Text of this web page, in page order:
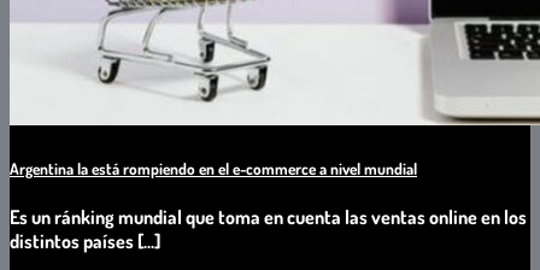
Argentina la está rompiendo en el e-commerce a nivel mundial
Es un ránking mundial que toma en cuenta las ventas online en los
distintos países [...]